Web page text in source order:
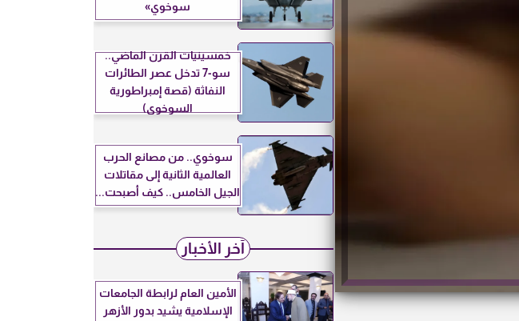
سوخوي»
خمسينيات القرن الماضي..
سو-7 تدخل عصر الطائرات
النفاثة (قصة إمبراطورية
السوخوي)
سوخوي.. من مصانع الحرب
العالمية الثانية إلى مقاتلات
الجيل الخامس.. كيف أصبحت...
آخر الأخبار
الأمين العام لرابطة الجامعات
الإسلامية يشيد بدور الأزهر